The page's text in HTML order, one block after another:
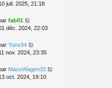
juil. 2025, 21:18
fab01
déc. 2024, 22:03
Yuns94
nov. 2024, 23:35
MassWagen33
oct. 2024, 19:10